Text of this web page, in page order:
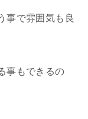
事で雰囲気も良
事もできるの